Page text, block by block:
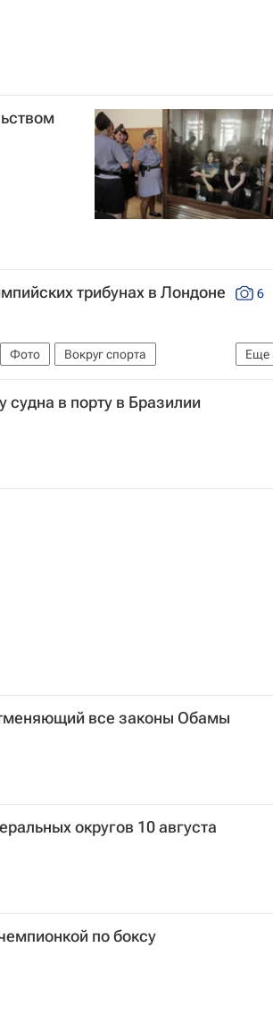
трибунах в Лондоне 6
Еще
Фото
Вокруг спорта
Михаил Куснирович
судна в порту в Бразилии
все законы Обамы
округов 10 августа
по боксу